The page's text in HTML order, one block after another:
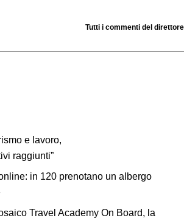
Tutti i commenti del direttore
e lavoro,
raggiunti”
in 120 prenotano un albergo
Travel Academy On Board, la